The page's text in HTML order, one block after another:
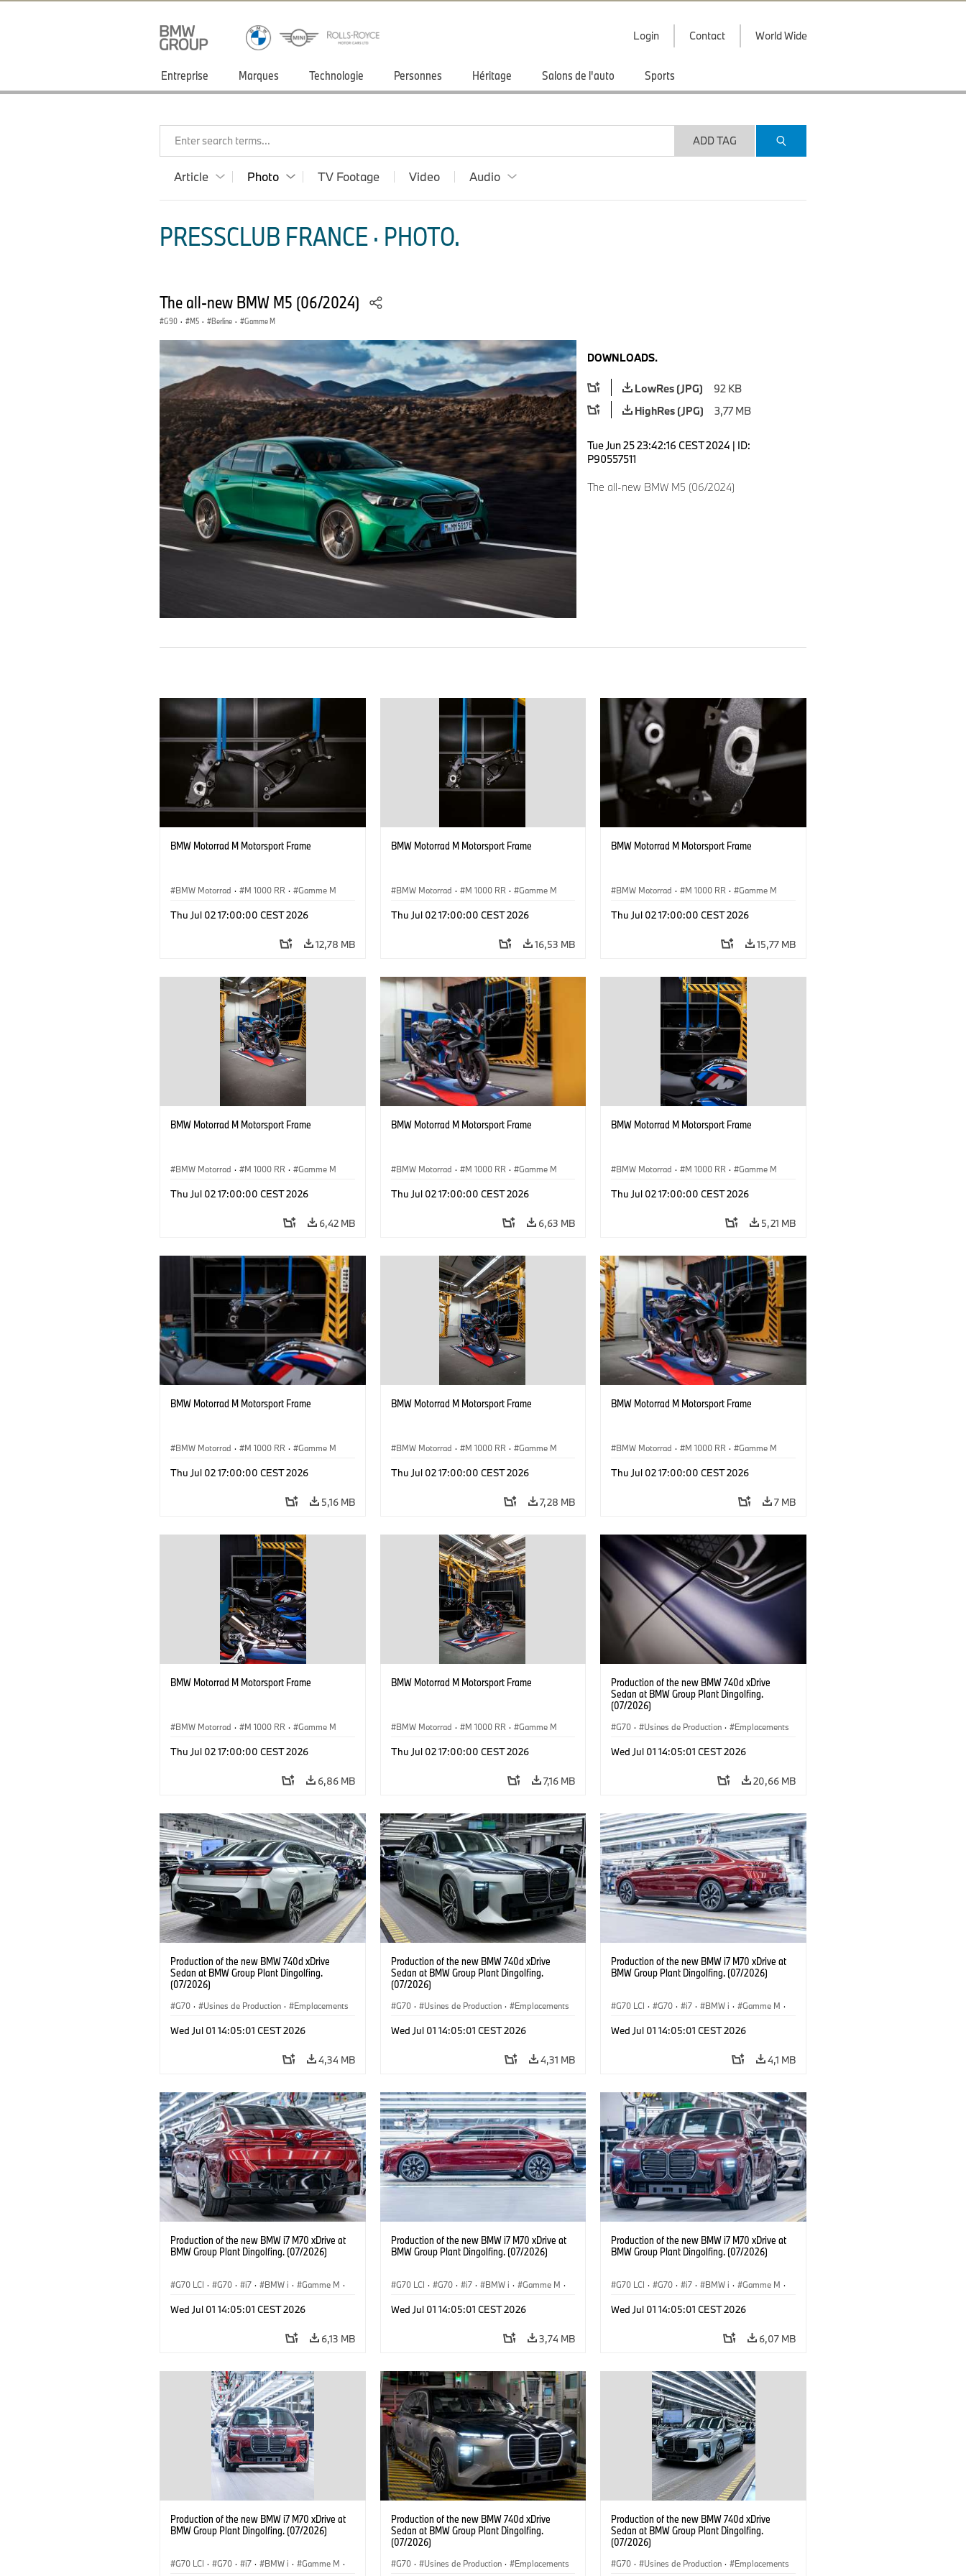
Login Contact World Wide
Entreprise Marques Technologie Personnes Héritage Salons de l'auto Sports
Enter search terms... ADD TAG
Article Photo TV Footage Video Audio
PRESSCLUB FRANCE · PHOTO.
The all-new BMW M5 (06/2024)
G90 · M5 · Berline · Gamme M
DOWNLOADS.
LowRes (JPG)
92 KB
HighRes (JPG)
3,77 MB
Tue Jun 25 23:42:16 CEST 2024 | ID:
P90557511
The all-new BMW M5 (06/2024)
BMW Motorrad M Motorsport Frame
BMW Motorrad · M 1000 RR · Gamme M
Thu Jul 02 17:00:00 CEST 2026
12,78 MB
BMW Motorrad M Motorsport Frame
BMW Motorrad · M 1000 RR · Gamme M
Thu Jul 02 17:00:00 CEST 2026
16,53 MB
BMW Motorrad M Motorsport Frame
BMW Motorrad · M 1000 RR · Gamme M
Thu Jul 02 17:00:00 CEST 2026
15,77 MB
BMW Motorrad M Motorsport Frame
BMW Motorrad · M 1000 RR · Gamme M
Thu Jul 02 17:00:00 CEST 2026
6,42 MB
BMW Motorrad M Motorsport Frame
BMW Motorrad · M 1000 RR · Gamme M
Thu Jul 02 17:00:00 CEST 2026
6,63 MB
BMW Motorrad M Motorsport Frame
BMW Motorrad · M 1000 RR · Gamme M
Thu Jul 02 17:00:00 CEST 2026
5,21 MB
BMW Motorrad M Motorsport Frame
BMW Motorrad · M 1000 RR · Gamme M
Thu Jul 02 17:00:00 CEST 2026
5,16 MB
BMW Motorrad M Motorsport Frame
BMW Motorrad · M 1000 RR · Gamme M
Thu Jul 02 17:00:00 CEST 2026
7,28 MB
BMW Motorrad M Motorsport Frame
BMW Motorrad · M 1000 RR · Gamme M
Thu Jul 02 17:00:00 CEST 2026
7 MB
BMW Motorrad M Motorsport Frame
BMW Motorrad · M 1000 RR · Gamme M
Thu Jul 02 17:00:00 CEST 2026
6,86 MB
BMW Motorrad M Motorsport Frame
BMW Motorrad · M 1000 RR · Gamme M
Thu Jul 02 17:00:00 CEST 2026
7,16 MB
Production of the new BMW 740d xDrive
Sedan at BMW Group Plant Dingolfing.
(07/2026)
G70 · Usines de Production ·
Emplacements
Wed Jul 01 14:05:01 CEST 2026
20,66 MB
Production of the new BMW 740d xDrive
Sedan at BMW Group Plant Dingolfing.
(07/2026)
G70 · Usines de Production ·
Emplacements
Wed Jul 01 14:05:01 CEST 2026
4,34 MB
Production of the new BMW 740d xDrive
Sedan at BMW Group Plant Dingolfing.
(07/2026)
G70 · Usines de Production ·
Emplacements
Wed Jul 01 14:05:01 CEST 2026
4,31 MB
Production of the new BMW i7 M70 xDrive at
BMW Group Plant Dingolfing. (07/2026)
G70 LCI · G70 · i7 · BMW i · Gamme M ·
Wed Jul 01 14:05:01 CEST 2026
4,1 MB
Production of the new BMW i7 M70 xDrive at
BMW Group Plant Dingolfing. (07/2026)
G70 LCI · G70 · i7 · BMW i · Gamme M ·
Wed Jul 01 14:05:01 CEST 2026
6,13 MB
Production of the new BMW i7 M70 xDrive at
BMW Group Plant Dingolfing. (07/2026)
G70 LCI · G70 · i7 · BMW i · Gamme M ·
Wed Jul 01 14:05:01 CEST 2026
3,74 MB
Production of the new BMW i7 M70 xDrive at
BMW Group Plant Dingolfing. (07/2026)
G70 LCI · G70 · i7 · BMW i · Gamme M ·
Wed Jul 01 14:05:01 CEST 2026
6,07 MB
Production of the new BMW i7 M70 xDrive at
BMW Group Plant Dingolfing. (07/2026)
G70 LCI · G70 · i7 · BMW i · Gamme M ·
Production of the new BMW 740d xDrive
Sedan at BMW Group Plant Dingolfing.
(07/2026)
G70 · Usines de Production ·
Emplacements
Production of the new BMW 740d xDrive
Sedan at BMW Group Plant Dingolfing.
(07/2026)
G70 · Usines de Production ·
Emplacements